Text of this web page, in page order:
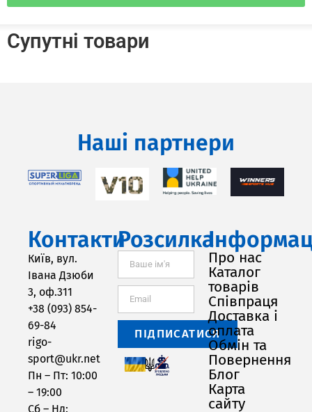
Супутні товари
Наші партнери
Контакти
Київ, вул.
Івана Дзюби
3, оф.311
+38 (093) 854-
69-84
rigo-
sport@ukr.net
Пн – Пт: 10:00
– 19:00
Сб – Нд:
Розсилка
ПІДПИСАТИСЯ
Про нас
Каталог
товарів
Співпраця
Доставка і
оплата
Обмін та
Повернення
Блог
Карта
сайту